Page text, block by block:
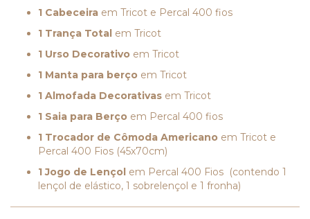
1 Cabeceira em Tricot e Percal 400 fios
1 Trança Total em Tricot
1 Urso Decorativo em Tricot
1 Manta para berço em Tricot
1 Almofada Decorativas em Tricot
1 Saia para Berço em Percal 400 fios
1 Trocador de Cômoda Americano em Tricot e
Percal 400 Fios (45x70cm)
1 Jogo de Lençol em Percal 400 Fios (contendo 1
lençol de elástico, 1 sobrelençol e 1 fronha)